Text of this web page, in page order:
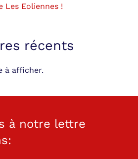
Les Eoliennes !
récents
à afficher.
à notre lettre